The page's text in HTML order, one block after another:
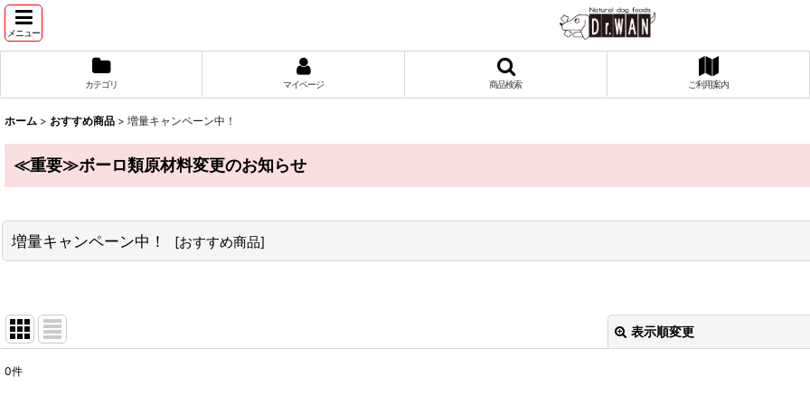
メニュー
カテゴリ マイページ 商品検索 ご利用案内
ホーム > おすすめ商品 > 増量キャンペーン中！
≪重要≫ボーロ類原材料変更のお知らせ
増量キャンペーン中！ [おすすめ商品]
表示順変更
0件